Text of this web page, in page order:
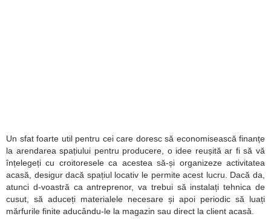
Un sfat foarte util pentru cei care doresc să economisească finanțe
la arendarea spațiului pentru producere, o idee reușită ar fi să vă
înțelegeți cu croitoresele ca acestea să-și organizeze activitatea
acasă, desigur dacă spațiul locativ le permite acest lucru. Dacă da,
atunci d-voastră ca antreprenor, va trebui să instalați tehnica de
cusut, să aduceți materialele necesare și apoi periodic să luați
mărfurile finite aducându-le la magazin sau direct la client acasă.